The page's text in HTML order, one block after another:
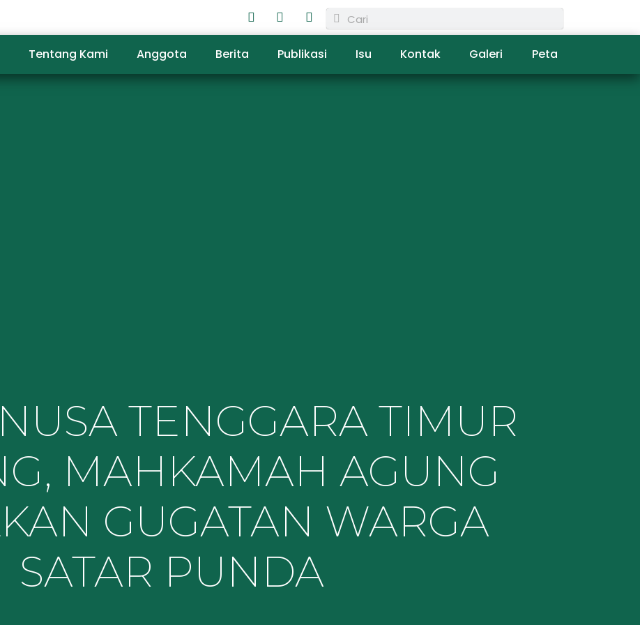
Tentang Kami Anggota Berita Publikasi Isu Kontak Galeri Peta
TENGGARA TIMUR
MAHKAMAH AGUNG
GUGATAN WARGA
SATAR PUNDA